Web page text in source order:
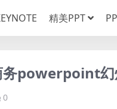
精美PPT
powerpoint幻
0